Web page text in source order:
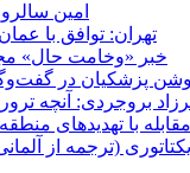
35 امین
تهران: توافق با
خبر «وخامت حال»
بروجردی: آنچه
با تهدیدهای
(ترجمه از